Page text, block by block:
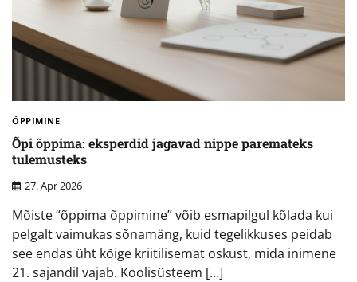
ÕPPIMINE
Õpi õppima: eksperdid jagavad nippe paremateks
tulemusteks
27. Apr 2026
Mõiste “õppima õppimine” võib esmapilgul kõlada kui
pelgalt vaimukas sõnamäng, kuid tegelikkuses peidab
see endas üht kõige kriitilisemat oskust, mida inimene
21. sajandil vajab. Koolisüsteem […]